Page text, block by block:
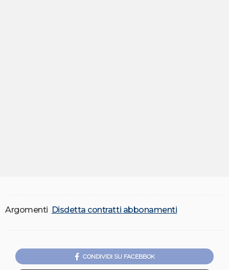
Argomenti Disdetta contratti abbonamenti
CONDIVIDI SU FACEBBOK